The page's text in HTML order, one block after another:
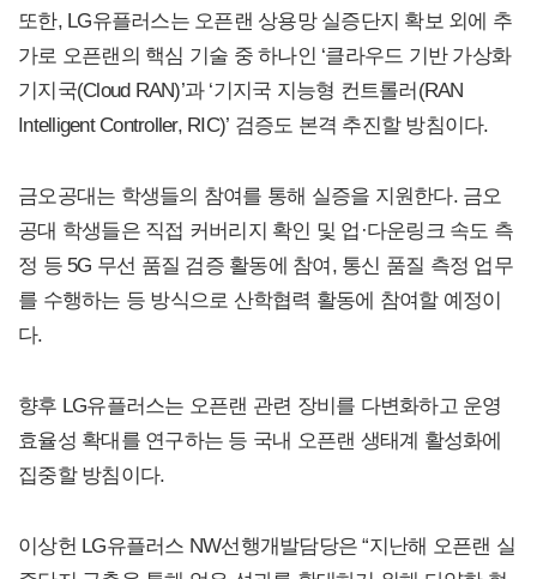
또한, LG유플러스는 오픈랜 상용망 실증단지 확보 외에 추
가로 오픈랜의 핵심 기술 중 하나인 ‘클라우드 기반 가상화
기지국(Cloud RAN)’과 ‘기지국 지능형 컨트롤러(RAN
Intelligent Controller, RIC)’ 검증도 본격 추진할 방침이다.
금오공대는 학생들의 참여를 통해 실증을 지원한다. 금오
공대 학생들은 직접 커버리지 확인 및 업·다운링크 속도 측
정 등 5G 무선 품질 검증 활동에 참여, 통신 품질 측정 업무
를 수행하는 등 방식으로 산학협력 활동에 참여할 예정이
다.
향후 LG유플러스는 오픈랜 관련 장비를 다변화하고 운영
효율성 확대를 연구하는 등 국내 오픈랜 생태계 활성화에
집중할 방침이다.
이상헌 LG유플러스 NW선행개발담당은 “지난해 오픈랜 실